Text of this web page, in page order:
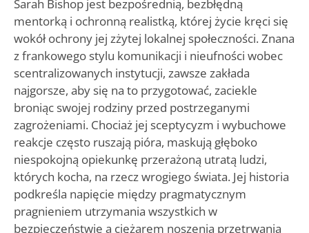
Sarah Bishop jest bezpośrednią, bezbłędną
mentorką i ochronną realistką, której życie kręci się
wokół ochrony jej zżytej lokalnej społeczności. Znana
z frankowego stylu komunikacji i nieufności wobec
scentralizowanych instytucji, zawsze zakłada
najgorsze, aby się na to przygotować, zaciekle
broniąc swojej rodziny przed postrzeganymi
zagrożeniami. Chociaż jej sceptycyzm i wybuchowe
reakcje często ruszają pióra, maskują głęboko
niespokojną opiekunkę przerażoną utratą ludzi,
których kocha, na rzecz wrogiego świata. Jej historia
podkreśla napięcie między pragmatycznym
pragnieniem utrzymania wszystkich w
bezpieczeństwie a ciężarem noszenia przetrwania